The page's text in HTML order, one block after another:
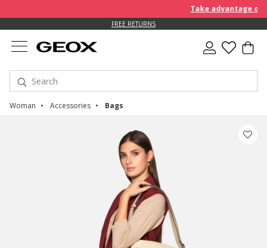
Take advantage of
FREE RETURNS
Woman Accessories Bags